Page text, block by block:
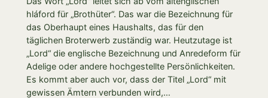
hláford für „Brothüter“. Das war die Bezeichnung für
das Oberhaupt eines Haushalts, das für den
täglichen Broterwerb zuständig war. Heutzutage ist
„Lord“ die englische Bezeichnung und Anredeform für
Adelige oder andere hochgestellte Persönlichkeiten.
Es kommt aber auch vor, dass der Titel „Lord“ mit
gewissen Ämtern verbunden wird,…